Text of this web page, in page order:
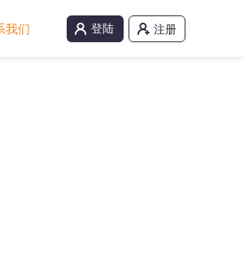
我们 登陆 注册